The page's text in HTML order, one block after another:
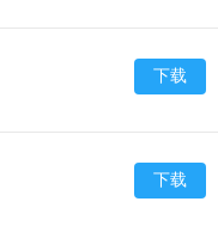
下载
下载